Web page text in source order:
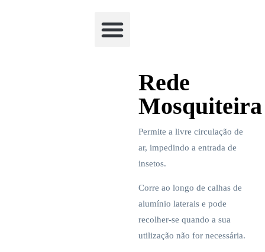
Rede
Mosquiteira
Permite a livre circulação de
ar, impedindo a entrada de
insetos.
Corre ao longo de calhas de
alumínio laterais e pode
recolher-se quando a sua
utilização não for necessária.